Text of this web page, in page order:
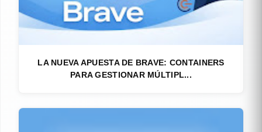
LA NUEVA APUESTA DE BRAVE: CONTAINERS
PARA GESTIONAR MÚLTIPL...